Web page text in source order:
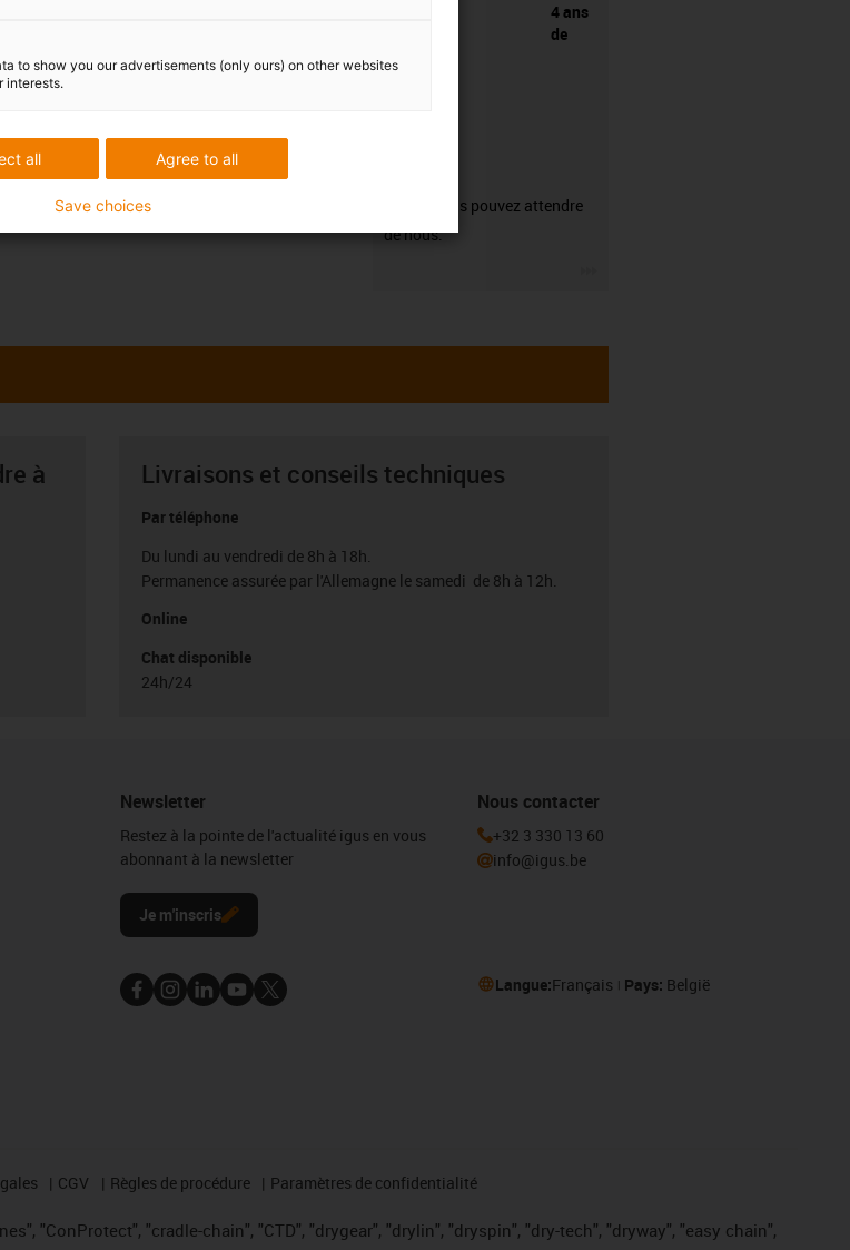
4 ans
de
Ce que vous pouvez attendre
de nous.
à
Livraisons et conseils techniques
Par téléphone
Du lundi au vendredi de 8h à 18h.
Permanence assurée par l'Allemagne le samedi de 8h à 12h.
Online
Chat disponible
24h/24
Newsletter
Restez à la pointe de l'actualité igus en vous
abonnant à la newsletter
Je m'inscris
Nous contacter
+32 3 330 13 60
info@igus.be
Langue:Français Pays: België
CGV Règles de procédure Paramètres de confidentialité
"ConProtect", "cradle-chain", "CTD", "drygear", "drylin", "dryspin", "dry-tech", "dryway", "easy chain",
to show you our advertisements (only ours) on other websites
interests.
Agree to all
all
Save choices